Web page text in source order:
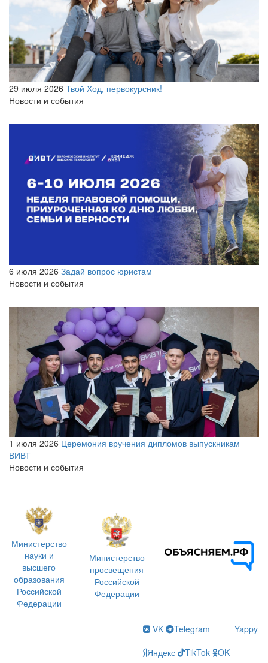
29 июля 2026 Твой Ход, первокурсник!
Новости и события
6 июля 2026 Задай вопрос юристам
Новости и события
1 июля 2026 Церемония вручения дипломов выпускникам
ВИВТ
Новости и события
Министерство
науки и
высшего
образования
Российской
Федерации
Министерство
просвещения
Российской
Федерации
VK Telegram
Yappy
Яндекс
TikTok
OK